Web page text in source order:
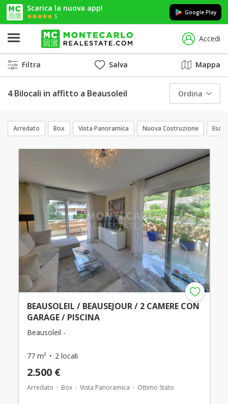
Scarica la nuova app!
5
Google Play
Accedi
Filtra Salva Mappa
4 Bilocali in affitto a Beausoleil Ordina
Arredato Box Vista Panoramica Nuova Costruzione
BEAUSOLEIL / BEAUSEJOUR / 2 CAMERE CON
GARAGE / PISCINA
Beausoleil -
77 m² 2 locali
2.500 €
Arredato Box Vista Panoramica Ottimo Stato